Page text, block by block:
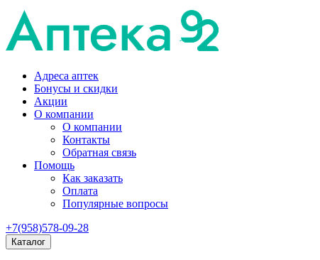
Адреса аптек
Бонусы и скидки
Акции
О компании
О компании
Контакты
Обратная связь
Помощь
Как заказать
Оплата
Популярные вопросы
+7(958)578-09-28
Каталог